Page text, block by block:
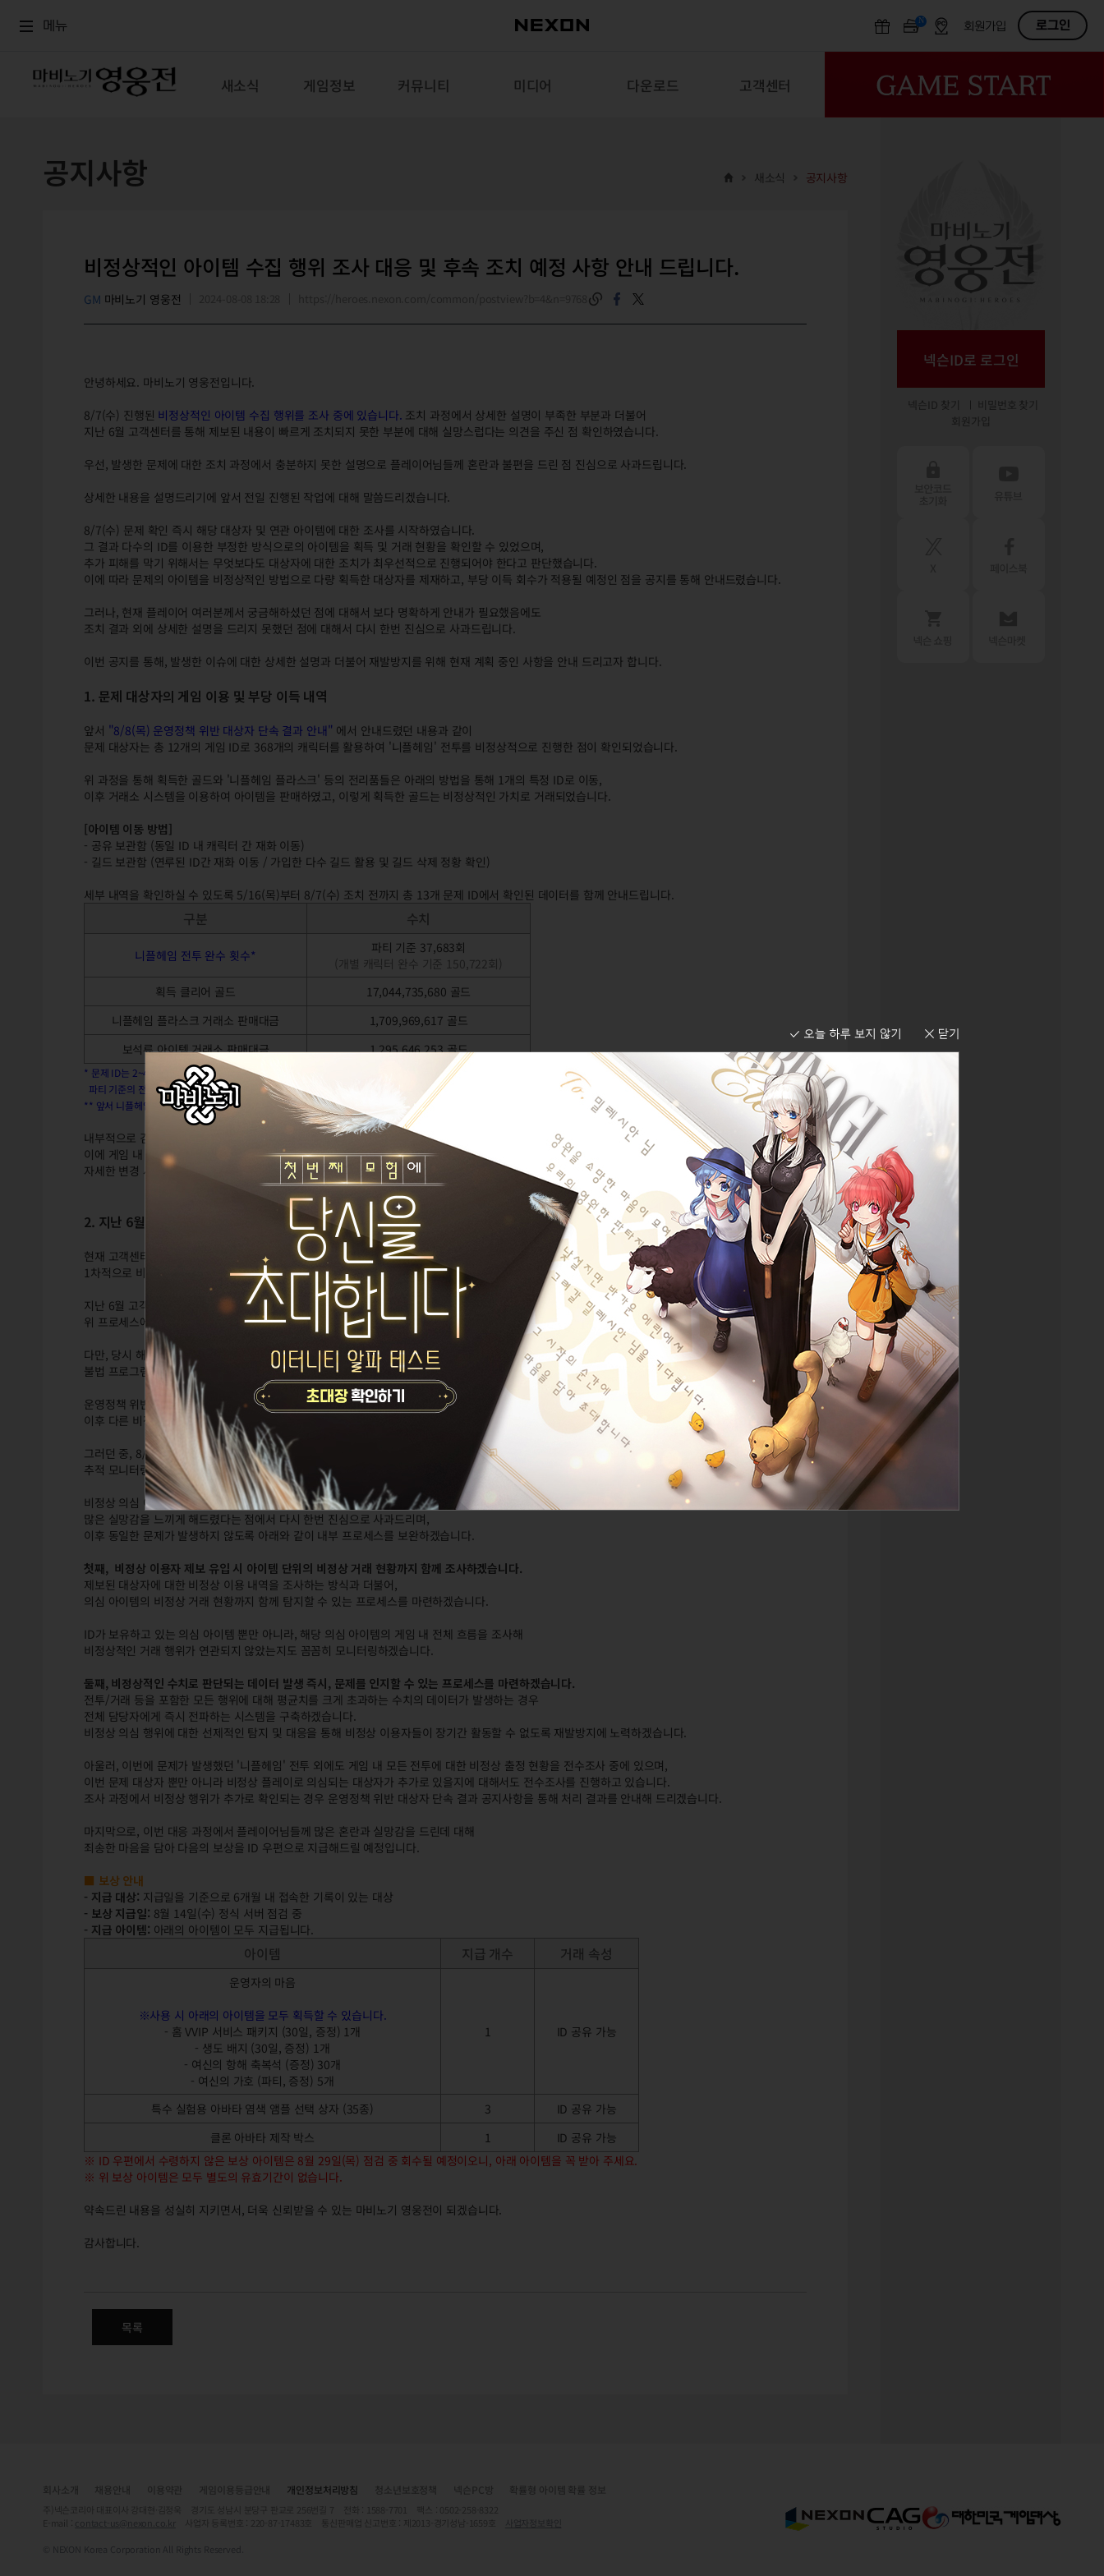
메뉴 N OFF회원가입 로그인
새소식 게임정보 커뮤니티 미디어 다운로드 고객센터
공지사항 새소식 공지사항
비정상적인 아이템 수집 행위 조사 대응 및 후속 조치 예정 사항 안내 드립니다.
GM 마비노기 영웅전
안녕하세요. 마비노기 영웅전입니다.
8/7(수) 진행된 비정상적인 아이템 수집 행위를 조사 중에 있습니다. 조치 과정에서 상세한 설명이 부족한 부분과 더불어
지난 6월 고객센터를 통해 제보된 내용이 빠르게 조치되지 못한 부분에 대해 실망스럽다는 의견을 주신 점 확인하였습니다.
우선, 발생한 문제에 대한 조치 과정에서 충분하지 못한 설명으로 플레이어님들께 혼란과 불편을 드린 점 진심으로 사과드립니다.
상세한 내용을 설명드리기에 앞서 전일 진행된 작업에 대해 말씀드리겠습니다.
8/7(수) 문제 확인 즉시 해당 대상자 및 연관 아이템에 대한 조사를 시작하였습니다.
그 결과 다수의 ID를 이용한 부정한 방식으로의 아이템을 획득 및 거래 현황을 확인할 수 있었으며,
추가 피해를 막기 위해서는 무엇보다도 대상자에 대한 조치가 최우선적으로 진행되어야 한다고 판단했습니다.
이에 따라 문제의 아이템을 비정상적인 방법으로 다량 획득한 대상자를 제재하고, 부당 이득 회수가 적용될 예정인 점을 공지를 통해 안내드렸습니다.
그러나, 현재 플레이어 여러분께서 궁금해하셨던 점에 대해서 보다 명확하게 안내가 필요했음에도
조치 결과 외에 상세한 설명을 드리지 못했던 점에 대해서 다시 한번 진심으로 사과드립니다.
이번 공지를 통해, 발생한 이슈에 대한 상세한 설명과 더불어 재발방지를 위해 현재 계획 중인 사항을 안내 드리고자 합니다.
1. 문제 대상자의 게임 이용 및 부당 이득 내역
앞서 "8/8(목) 운영정책 위반 대상자 단속 결과 안내" 에서 안내드렸던 내용과 같이
문제 대상자는 총 12개의 게임 ID로 368개의 캐릭터를 활용하여 '니플헤임' 전투를 비정상적으로 진행한 점이 확인되었습니다.
위 과정을 통해 획득한 골드와 '니플헤임 플라스크' 등의 전리품들은 아래의 방법을 통해 1개의 특정 ID로 이동,
이후 거래소 시스템을 이용하여 아이템을 판매하였고, 이렇게 획득한 골드는 비정상적인 가치로 거래되었습니다.
[아이템 이동 방법]
- 공유 보관함 (동일 ID 내 캐릭터 간 재화 이동)
- 길드 보관함 (연루된 ID간 재화 이동 / 가입한 다수 길드 활용 및 길드 삭제 정황 확인)
세부 내역을 확인하실 수 있도록 5/16(목)부터 8/7(수) 조치 전까지 총 13개 문제 ID에서 확인된 데이터를 함께 안내드립니다.
구분 수치
니플헤임 전투 완수 횟수*
파티 기준 37,683회
(개별 캐릭터 완수 기준 150,722회)
획득 클리어 골드
17,044,735,680 골드
니플헤임 플라스크 거래소 판매대금
1,709,969,617 골드
보석류 아이템 거래소 판매대금
1,295,646,253 골드
* 문제 ID는 2~4개 캐릭터로 파티를 생성해 전투를 출정하였습니다.
파티 기준의 전투 완수 횟수는 37,683회이며, 캐릭터 기준으로 완수한 전투 횟수의 총 합은 150,722회인 점 안내드립니다.
** 앞서 니플헤임 전투 완수 횟수는 37,419회로 안내드렸으나, 이는 8/7(수) 오전 9시까지의 수치로 확인되어 8/7(수) 조치 전까지의 수치로 재안내드립니다.
내부적으로 검토를 통해 위와 같은 아이템 이동 방식이 유지될 경우 향후 비정상적인 패턴이 재발할 수 있을 것으로 판단했습니다.
이에 게임 내 시스템에 있어 문제를 유발할 수 있는 사항들을 전반적으로 점검하고 변경 예정에 있습니다.
자세한 변경 사항에 대해서는 추후 안내드릴 수 있도록 하겠습니다.
2. 지난 6월 제보되었으나 대응 조치가 8월에 진행된 사항
현재 고객센터로 비정상 이용자에 대한 제보가 유입되는 경우,
1차적으로 비정상 프로그램 사용 내역과 게임 기록을 조사하여 비정상 여부를 판별하고 있습니다.
지난 6월 고객센터로 접수해주신 '니플헤임 플라스크 아이템 비정상 획득 의심 이용자 제보' 역시
위 프로세스에 따라 비정상 프로그램 사용 기록과 해당 ID 내 캐릭터들의 게임기록 조사가 진행되었습니다.
다만, 당시 해당 ID를 조사한 결과 운영정책 위반 내용으로 조치하기에는
불법 프로그램 및 기타 부정한 방식에 대한 비정상 플레이 근거가 부족하여 바로 조치하지 못했습니다.
운영정책 위반에 대한 근거를 확보하기 위해 해당 대상자의 세부적인 기록을 수집하는 추적 모니터링 기능을 설정해두었으나,
이후 다른 비정상 이용자 제보를 처리하는 과정에서 우선순위가 밀리게 되었습니다.
그러던 중, 8/7(수) 커뮤니티 동향을 통해 해당 대상자에 대한 내용을 다시 한번 확인하게 되었고,
추적 모니터링을 통해 수집된 세부 기록을 토대로 연관 ID를 확인, 비정상 플레이에 대한 근거를 확보하여 조치를 진행할 수 있었습니다.
비정상 의심 이용자에 대한 제보를 진행해주셨음에도, 제 때 조치하지 못한 것은 명백한 저희의 잘못입니다.
많은 실망감을 느끼게 해드렸다는 점에서 다시 한번 진심으로 사과드리며,
이후 동일한 문제가 발생하지 않도록 아래와 같이 내부 프로세스를 보완하겠습니다.
첫째, 비정상 이용자 제보 유입 시 아이템 단위의 비정상 거래 현황까지 함께 조사하겠습니다.
제보된 대상자에 대한 비정상 이용 내역을 조사하는 방식과 더불어,
의심 아이템의 비정상 거래 현황까지 함께 탐지할 수 있는 프로세스를 마련하겠습니다.
ID가 보유하고 있는 의심 아이템 뿐만 아니라, 해당 의심 아이템의 게임 내 전체 흐름을 조사해
비정상적인 거래 행위가 연관되지 않았는지도 꼼꼼히 모니터링하겠습니다.
둘째, 비정상적인 수치로 판단되는 데이터 발생 즉시, 문제를 인지할 수 있는 프로세스를 마련하겠습니다.
전투/거래 등을 포함한 모든 행위에 대해 평균치를 크게 초과하는 수치의 데이터가 발생하는 경우
전체 담당자에게 즉시 전파하는 시스템을 구축하겠습니다.
비정상 의심 행위에 대한 선제적인 탐지 및 대응을 통해 비정상 이용자들이 장기간 활동할 수 없도록 재발방지에 노력하겠습니다.
아울러, 이번에 문제가 발생했던 '니플헤임' 전투 외에도 게임 내 모든 전투에 대한 비정상 출정 현황을 전수조사 중에 있으며,
이번 문제 대상자 뿐만 아니라 비정상 플레이로 의심되는 대상자가 추가로 있을지에 대해서도 전수조사를 진행하고 있습니다.
조사 과정에서 비정상 행위가 추가로 확인되는 경우 운영정책 위반 대상자 단속 결과 공지사항을 통해 처리 결과를 안내해 드리겠습니다.
마지막으로, 이번 대응 과정에서 플레이어님들께 많은 혼란과 실망감을 드린데 대해
죄송한 마음을 담아 다음의 보상을 ID 우편으로 지급해드릴 예정입니다.
■ 보상 안내
- 지급 대상: 지급일을 기준으로 6개월 내 접속한 기록이 있는 대상
- 보상 지급일: 8월 14일(수) 정식 서버 점검 중
- 지급 아이템: 아래의 아이템이 모두 지급됩니다.
아이템 지급 개수 거래 속성
운영자의 마음
※사용 시 아래의 아이템을 모두 획득할 수 있습니다.
- 홈 VVIP 서비스 패키지 (30일, 증정) 1개
- 생도 배지 (30일, 증정) 1개
- 여신의 항해 축복석 (증정) 30개
- 여신의 가호 (파티, 증정) 5개
1 ID 공유 가능
특수 실험용 아바타 염색 앰플 선택 상자 (35종) 3
ID 공유 가능
클론 아바타 제작 박스
1
ID 공유 가능
※ ID 우편에서 수령하지 않은 보상 아이템은 8월 29일(목) 점검 중 회수될 예정이오니, 아래 아이템을 꼭 받아 주세요.
※ 위 보상 아이템은 모두 별도의 유효기간이 없습니다.
약속드린 내용을 성실히 지키면서, 더욱 신뢰받을 수 있는 마비노기 영웅전이 되겠습니다.
감사합니다.
목록
넥슨ID로 로그인
넥슨ID 찾기
비밀번호 찾기
회원가입
개인정보처리방침
contact-us@nexon.co.kr
사업자정보확인
© NEXON Korea Corporation All Rights Reserved.